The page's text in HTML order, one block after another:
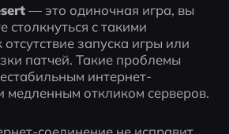
— это одиночная игра, вы
столкнуться с такими
запуска игры или
патчей. Такие проблемы
интернет-
медленным откликом серверов.